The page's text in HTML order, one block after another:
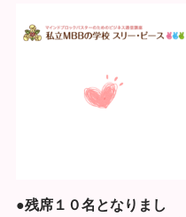
●残席１０名となりまし